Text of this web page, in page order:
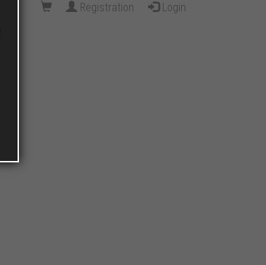
Registration Login